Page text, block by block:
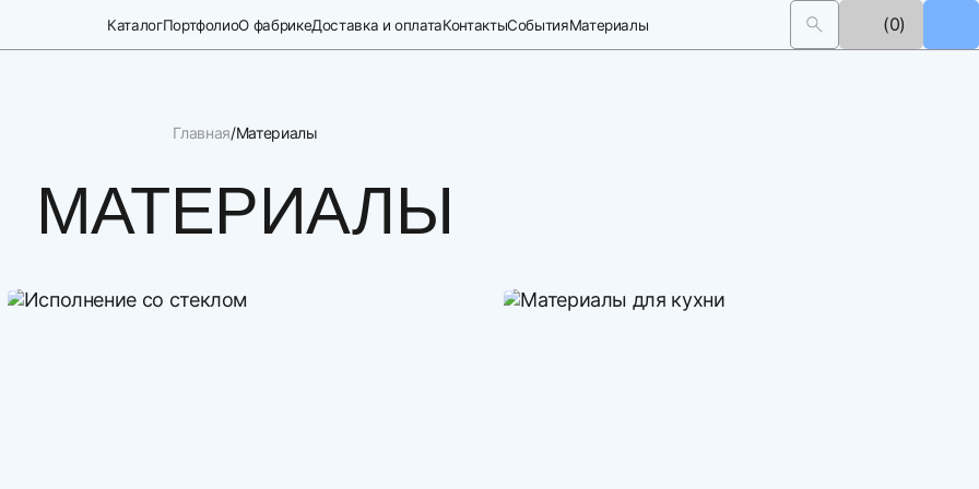
КаталогПортфолиоО фабрикеДоставка и оплатаКонтактыСобытияМатериалы (0)
Главная Материалы
МАТЕРИАЛЫ